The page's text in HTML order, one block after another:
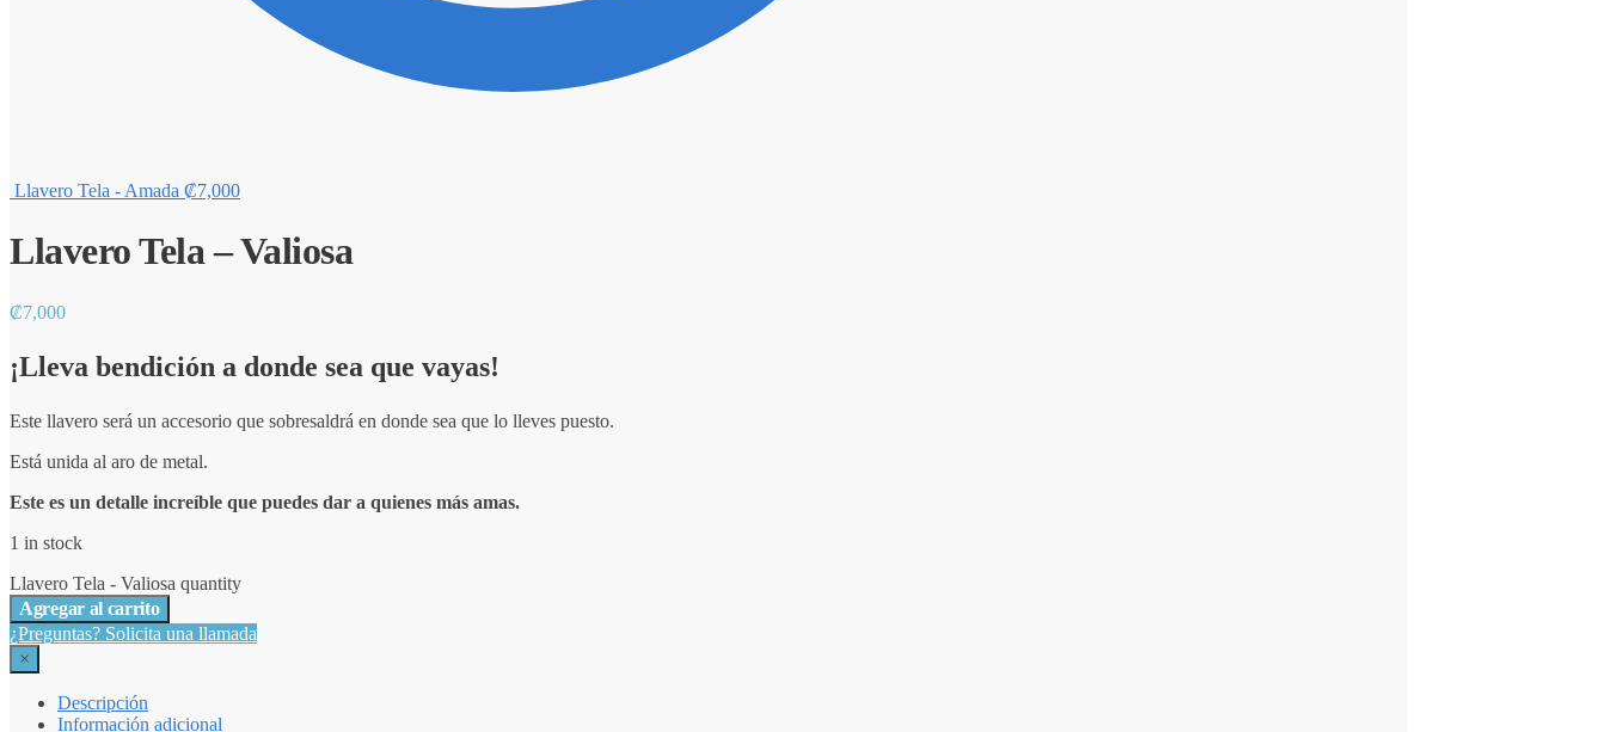
Llavero Tela - Amada ₡7,000
Llavero Tela – Valiosa
₡7,000
¡Lleva bendición a donde sea que vayas!
Este llavero será un accesorio que sobresaldrá en donde sea que lo lleves puesto.
Está unida al aro de metal.
Este es un detalle increíble que puedes dar a quienes más amas.
1 in stock
Llavero Tela - Valiosa quantity
Agregar al carrito
¿Preguntas? Solicita una llamada
×
Descripción
Información adicional